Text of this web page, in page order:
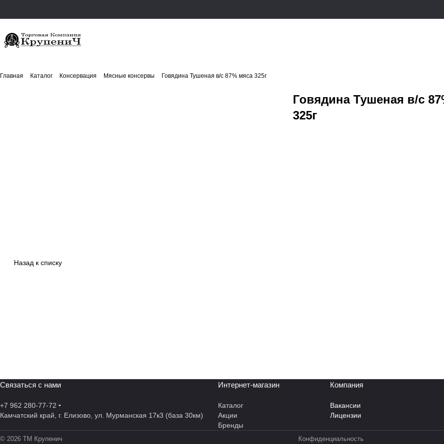
Главная Каталог Консервация Мясные консервы Говядина Тушеная в/с 87% мяса 325г
Говядина Тушеная в/с
325г
Назад к списку
Связаться с нами
+7 962 280-77-72
Камчатский край, г. Елизово, ул. Мурманская 17к3 (база 30км)
Интернет-магазин
Каталог
Акции
Бренды
Компания
Вакансии
Лицензии
© 2026 ТМ Крупенич Конфиденциальность